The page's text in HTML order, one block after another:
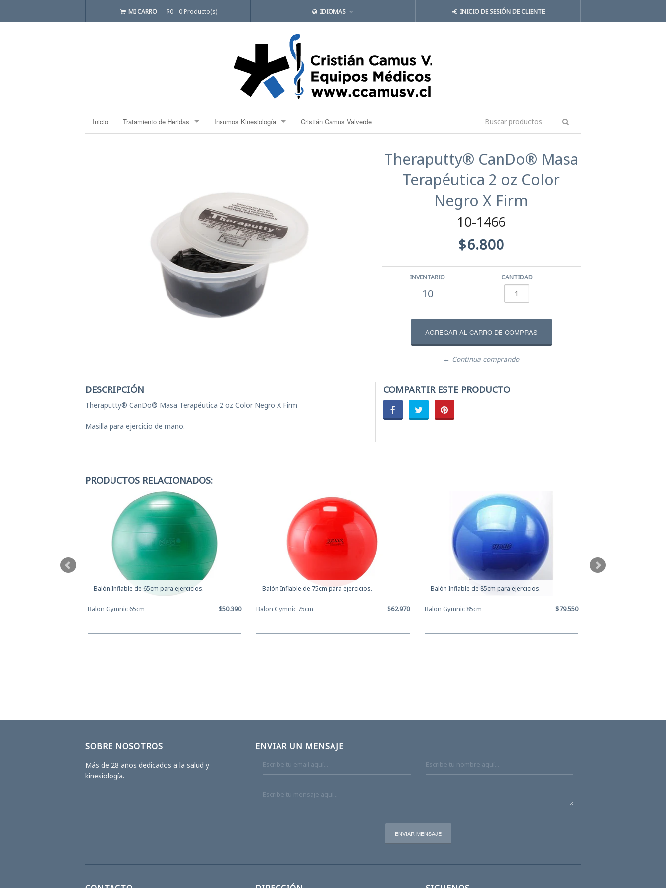
MI CARRO $0 0 Producto(s) IDIOMAS INICIO DE SESIÓN DE CLIENTE
Inicio Tratamiento de Heridas Insumos Kinesiología
Compresas Frias y Caliente
Ejercicios de mano
Electrodos
Gel
Cristián Camus Valverde
Theraputty® CanDo® Masa
Terapéutica 2 oz Color
Negro X Firm
10-1466
$6.800
INVENTARIO
10
CANTIDAD
← Continua comprando
DESCRIPCIÓN
Theraputty® CanDo® Masa Terapéutica 2 oz Color Negro X Firm
Masilla para ejercicio de mano.
COMPARTIR ESTE PRODUCTO
PRODUCTOS RELACIONADOS:
Balón Inflable de 65cm para ejercicios.
Balon Gymnic 65cm $50.390
Balón Inflable de 75cm para ejercicios.
Balon Gymnic 75cm $62.970
Balón Inflable de 85cm para ejercicios.
Balon Gymnic 85cm $79.550
SOBRE NOSOTROS
Más de 28 años dedicados a la salud y
kinesiología.
ENVIAR UN MENSAJE